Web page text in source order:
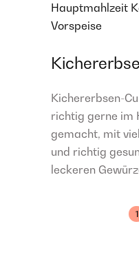
Hauptmahlzeit
Vorspeise
Kichererbsen-
richtig gerne im
gemacht, mit
und richtig
leckeren
1